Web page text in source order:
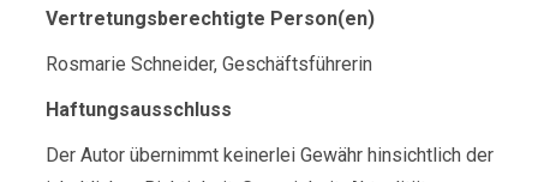
Vertretungsberechtigte Person(en)
Rosmarie Schneider, Geschäftsführerin
Haftungsausschluss
Der Autor übernimmt keinerlei Gewähr hinsichtlich der